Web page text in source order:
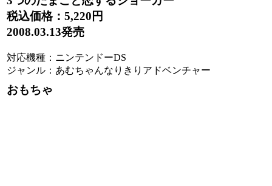
税込価格：5,220 円
2008.03.13発売
対応機種：ニンテンドーDS
ジャンル：あむちゃんなりきりアドベンチャー
おもちゃ